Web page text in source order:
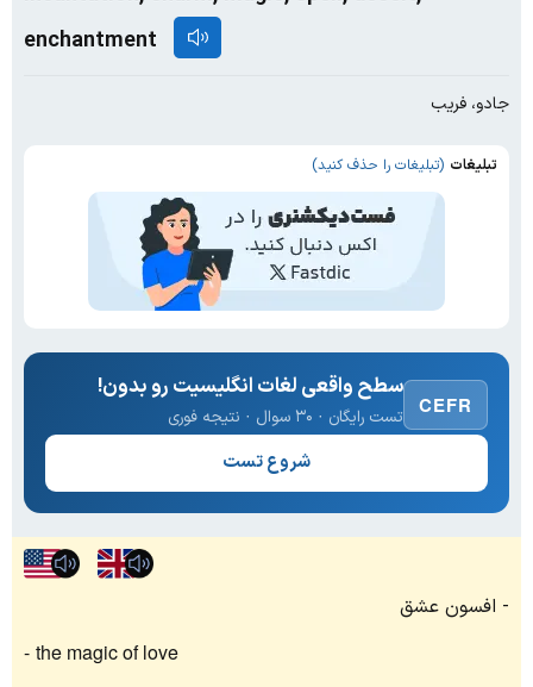
enchantment
جادو، فریب
تبلیغات (تبلیغات را حذف کنید)
CEFR
سطح واقعی لغات انگلیسیت رو بدون!
تست رایگان · ۳۰ سوال · نتیجه فوری
شروع تست
افسون عشق
the magic of love